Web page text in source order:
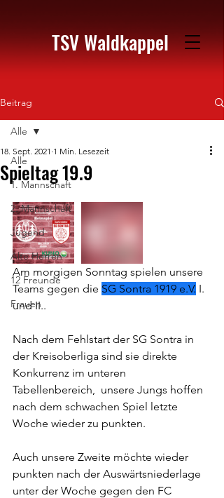
TSV Waldkappel
Beitrag
Alle
1. Mannschaft
2. Mannschaft
Jugend
Alte Herren
12 Freunde
Frauen
Alle
Spieltag 19.9
18. Sept. 2021 1 Min. Lesezeit
Am morgigen Sonntag spielen unsere
Teams gegen die SG Sontra 1919 e.V. I.
und II..
Nach dem Fehlstart der SG Sontra in
der Kreisoberliga sind sie direkte
Konkurrenz im unteren
Tabellenbereich,  unsere Jungs hoffen
nach dem schwachen Spiel letzte
Woche wieder zu punkten.
Auch unsere Zweite möchte wieder
punkten nach der Auswärtsniederlage
unter der Woche gegen den FC